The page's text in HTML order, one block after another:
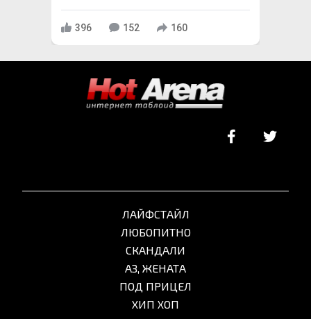
396 152 160
ЛАЙФСТАЙЛ
ЛЮБОПИТНО
СКАНДАЛИ
АЗ, ЖЕНАТА
ПОД ПРИЦЕЛ
ХИП ХОП